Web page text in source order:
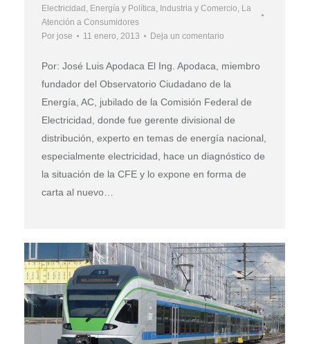
Electricidad , Energía y Política, Industria y Comercio, La
Atención a Consumidores
Por jose 11 enero, 2013 Deja un comentario
Por: José Luis Apodaca El Ing. Apodaca, miembro
fundador del Observatorio Ciudadano de la
Energía, AC, jubilado de la Comisión Federal de
Electricidad, donde fue gerente divisional de
distribución, experto en temas de energía nacional,
especialmente electricidad, hace un diagnóstico de
la situación de la CFE y lo expone en forma de
carta al nuevo…